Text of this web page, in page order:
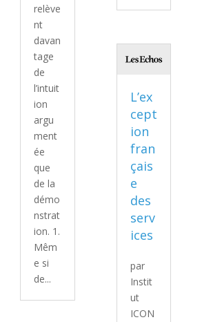
relève
nt
davan
tage
de
l’intuit
ion
argu
ment
ée
que
de la
démo
nstrat
ion. 1.
Mêm
e si
de...
L’ex
cept
ion
fran
çais
e
des
serv
ices
par
Instit
ut
ICON